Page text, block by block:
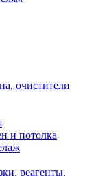
очистители
и потолка
реагенты,